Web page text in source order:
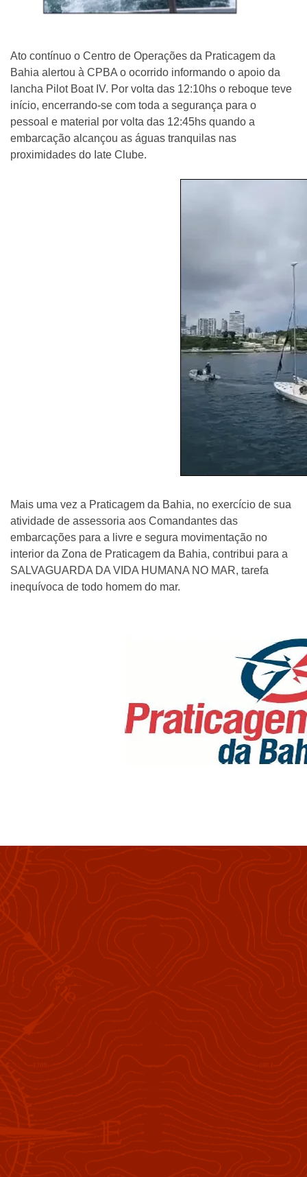
Ato contínuo o Centro de Operações da Praticagem da
Bahia alertou à CPBA o ocorrido informando o apoio da
lancha Pilot Boat IV. Por volta das 12:10hs o reboque teve
início, encerrando-se com toda a segurança para o
pessoal e material por volta das 12:45hs quando a
embarcação alcançou as águas tranquilas nas
proximidades do Iate Clube.
Mais uma vez a Praticagem da Bahia, no exercício de sua
atividade de assessoria aos Comandantes das
embarcações para a livre e segura movimentação no
interior da Zona de Praticagem da Bahia, contribui para a
SALVAGUARDA DA VIDA HUMANA NO MAR, tarefa
inequívoca de todo homem do mar.